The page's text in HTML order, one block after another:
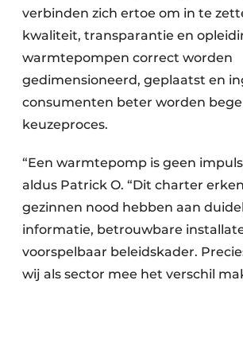
verbinden zich ertoe om in te
kwaliteit, transparantie en
warmtepompen correct worden
gedimensioneerd, geplaatst en
consumenten beter worden
keuzeproces.
“Een warmtepomp is geen
aldus Patrick O. “Dit charter
gezinnen nood hebben aan
informatie, betrouwbare
voorspelbaar beleidskader.
wij als sector mee het verschil